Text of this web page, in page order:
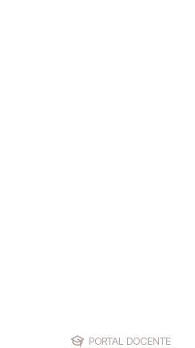
PORTAL DOCENTE